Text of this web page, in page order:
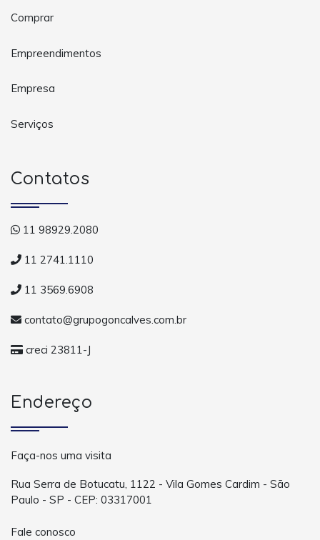
Comprar
Empreendimentos
Empresa
Serviços
Contatos
11 98929.2080
11 2741.1110
11 3569.6908
contato@grupogoncalves.com.br
creci 23811-J
Endereço
Faça-nos uma visita
Rua Serra de Botucatu, 1122 - Vila Gomes Cardim - São
Paulo - SP - CEP: 03317001
Fale conosco